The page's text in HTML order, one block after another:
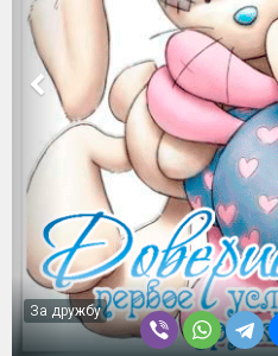
За дружбу